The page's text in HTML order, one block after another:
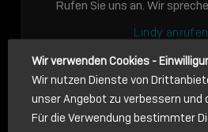
Rufen Sie uns an. Wir
Lindy anrufen
Wir verwenden Cookies -
Wir nutzen Dienste von
unser Angebot zu verbessern und
Für die Verwendung bestimmter